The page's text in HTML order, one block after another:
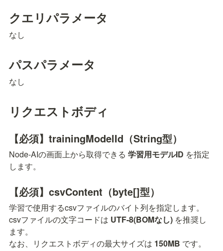
クエリパラメータ
なし
パスパラメータ
なし
リクエストボディ
【必須】trainingModelId（String型）
Node-AIの画面上から取得できる 学習用モデルID を指定
します。
【必須】csvContent（byte[]型）
学習で使用するcsvファイルのバイト列を指定します。
csvファイルの文字コードは UTF-8(BOMなし) を推奨し
ます。
なお、リクエストボディの最大サイズは 150MB です。